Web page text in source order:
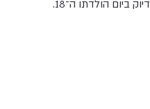
ביום הולדתו ה־18.